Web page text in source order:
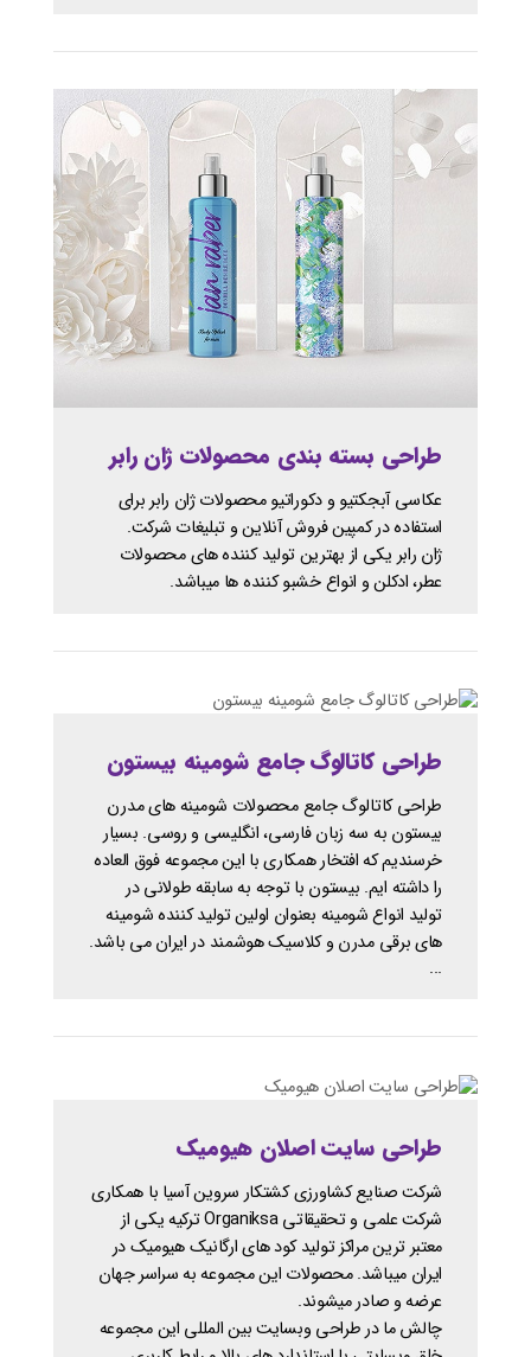
طراحی بسته بندی محصولات ژان رابر
عکاسی آبجکتیو و دکوراتیو محصولات ژان رابر برای
استفاده در کمپین فروش آنلاین و تبلیغات شرکت.
ژان رابر یکی از بهترین تولید کننده های محصولات
عطر، ادکلن و انواع خشبو کننده ها میباشد.
طراحی کاتالوگ جامع شومینه بیستون
طراحی کاتالوگ جامع محصولات شومینه های مدرن
بیستون به سه زبان فارسی، انگلیسی و روسی. بسیار
خرسندیم که افتخار همکاری با این مجموعه فوق العاده
را داشته ایم. بیستون با توجه به سابقه طولانی در
تولید انواع شومینه بعنوان اولین تولید کننده شومینه
های برقی مدرن و کلاسیک هوشمند در ایران می باشد.
...
طراحی سایت اصلان هیومیک
شرکت صنایع کشاورزی کشتکار سروین آسیا با همکاری
شرکت علمی و تحقیقاتی Organiksa ترکیه یکی از
معتبر ترین مراکز تولید کود های ارگانیک هیومیک در
ایران میباشد. محصولات این مجموعه به سراسر جهان
عرضه و صادر میشوند.
چالش ما در طراحی وبسایت بین المللی این مجموعه